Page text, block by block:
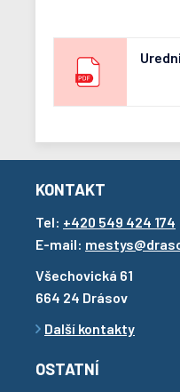
KONTAKT
Tel: +420 549 424 174
E-mail:
Všechovická 61
664 24 Drásov
Další kontakty
OSTATNÍ